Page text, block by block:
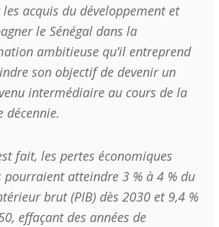
acquis du développement et
le Sénégal dans la
ambitieuse qu’il entreprend
son objectif de devenir un
intermédiaire au cours de la
décennie.
fait, les pertes économiques
pourraient atteindre 3 % à 4 % du
brut (PIB) dès 2030 et 9,4 %
effaçant des années de